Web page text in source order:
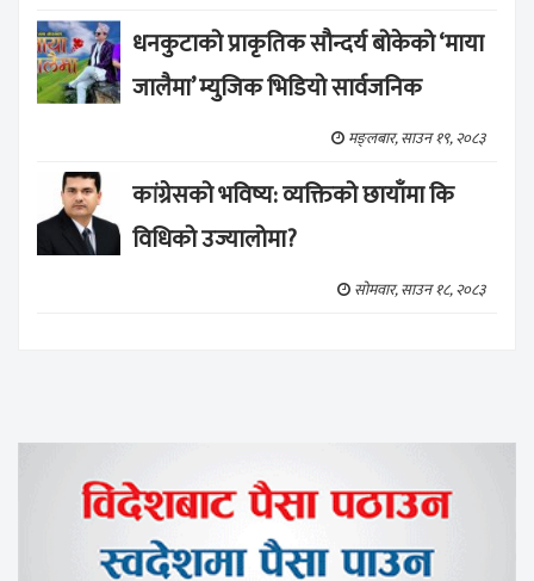
धनकुटाको प्राकृतिक सौन्दर्य बोकेको ‘माया
जालैमा’ म्युजिक भिडियो सार्वजनिक
मङ्लबार, साउन १९, २०८३
कांग्रेसको भविष्य: व्यक्तिको छायाँमा कि
विधिको उज्यालोमा?
सोमवार, साउन १८, २०८३